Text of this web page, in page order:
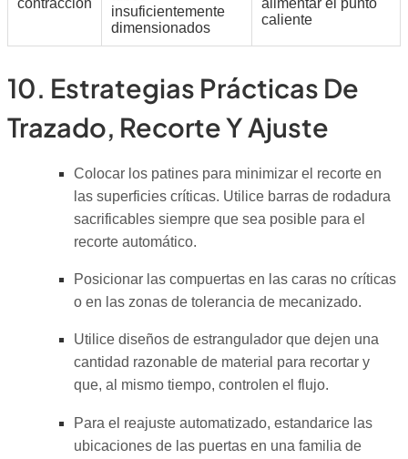
insuficientemente
dimensionados
caliente
10. Estrategias Prácticas De
Trazado, Recorte Y Ajuste
Colocar los patines para minimizar el recorte en
las superficies críticas. Utilice barras de rodadura
sacrificables siempre que sea posible para el
recorte automático.
Posicionar las compuertas en las caras no críticas
o en las zonas de tolerancia de mecanizado.
Utilice diseños de estrangulador que dejen una
cantidad razonable de material para recortar y
que, al mismo tiempo, controlen el flujo.
Para el reajuste automatizado, estandarice las
ubicaciones de las puertas en una familia de